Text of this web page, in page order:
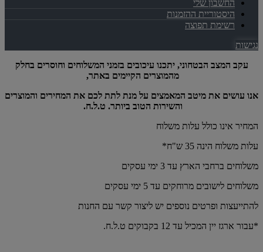
החשבון שלי
היסטוריית ההזמנות
רשימת תפוצה
נגישות
עקב המצב הבטחוני, יתכנו עיכובים בזמני המשלוחים וחוסרים בחלק
מהמוצרים הקיימים באתר,
אנו עושים את מיטב המאמצים על מנת לתת לכם את המחירים והמוצרים
והשירות הטוב ביותר. ט.ל.ח.
המחיר אינו כולל עלות משלוח
עלות משלוח הינה 35 ש"ח*
משלוחים ברחבי הארץ עד 3 ימי עסקים
משלוחים לישובים מרוחקים עד 5 ימי עסקים
להתייעצות ופרטים נוספים יש ליצור קשר עם החנות
*עבור ארגז יין המכיל עד 12 בקבוקים ט.ל.ח.